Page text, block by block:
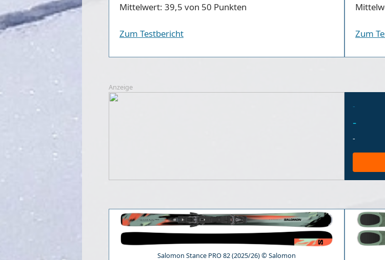
Mittelwert: 39,5 von 50 Punkten
Zum Testbericht Zum
Anzeige
-
-
-
Salomon Stance PRO 82 (2025/26) © Salomon